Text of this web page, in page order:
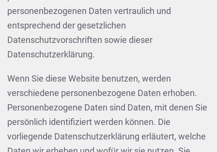
personenbezogenen Daten vertraulich und
entsprechend der gesetzlichen
Datenschutzvorschriften sowie dieser
Datenschutzerklärung.
Wenn Sie diese Website benutzen, werden
verschiedene personenbezogene Daten erhoben.
Personenbezogene Daten sind Daten, mit denen Sie
persönlich identifiziert werden können. Die
vorliegende Datenschutzerklärung erläutert, welche